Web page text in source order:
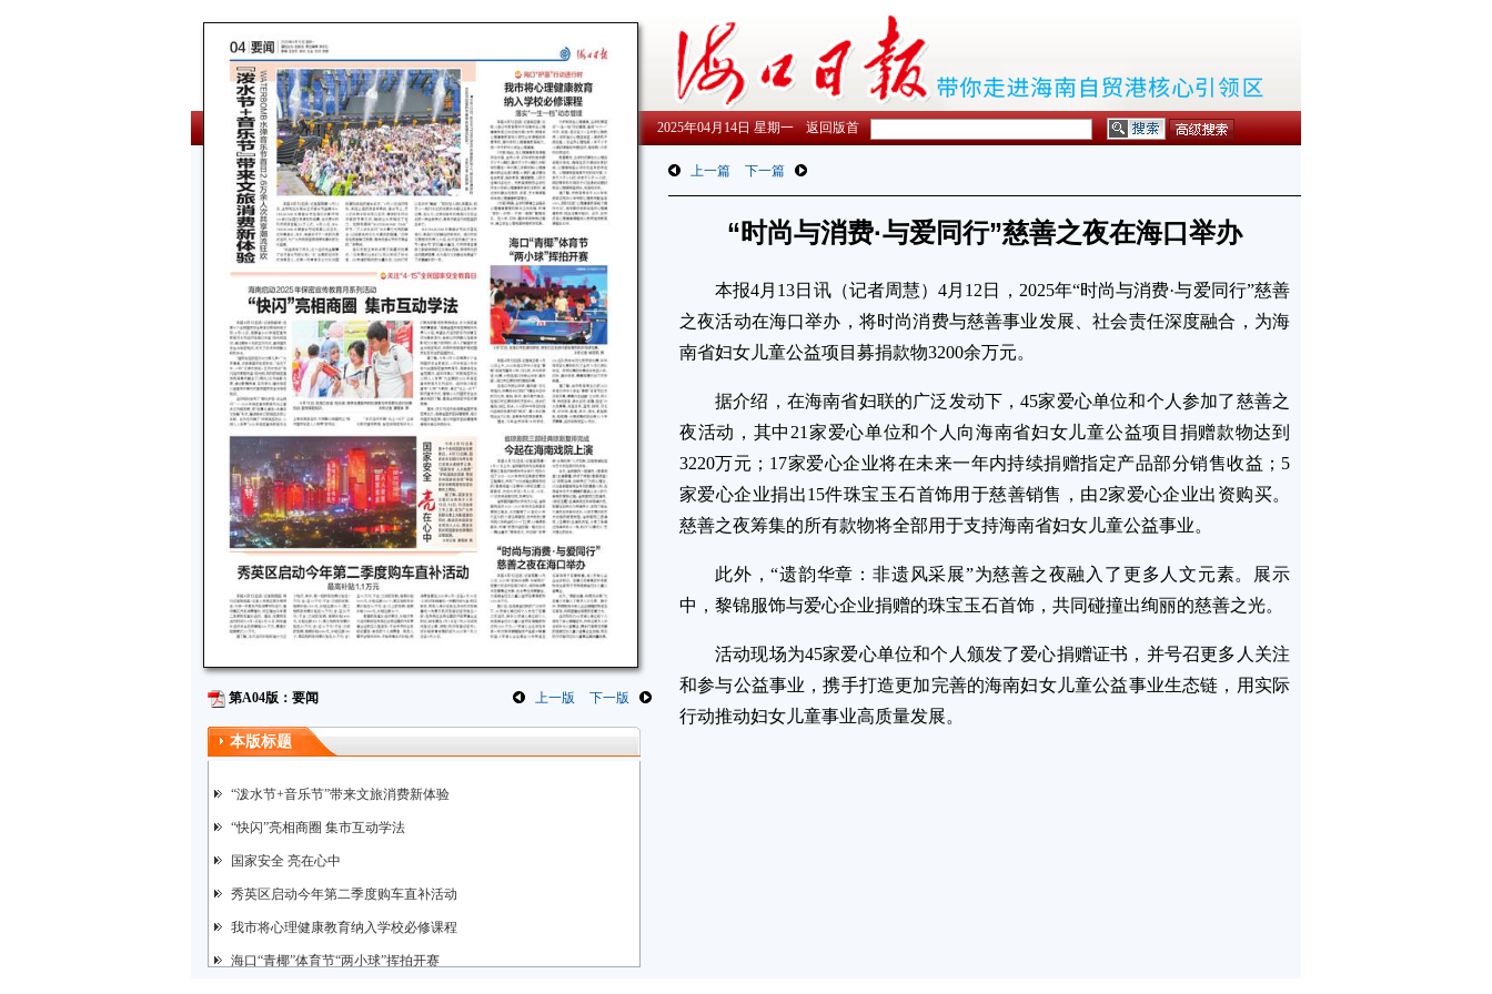
2025年04月14日 星期一 返回版首
第A04版：要闻 上一版 下一版
本版标题
“泼水节+音乐节”带来文旅消费新体验
“快闪”亮相商圈 集市互动学法
国家安全 亮在心中
秀英区启动今年第二季度购车直补活动
我市将心理健康教育纳入学校必修课程
海口“青椰”体育节“两小球”挥拍开赛
上一篇 下一篇
“时尚与消费·与爱同行”慈善之夜在海口举办
本报4月13日讯（记者周慧）4月12日，2025年“时尚与消费·与爱同行”慈善
之夜活动在海口举办，将时尚消费与慈善事业发展、社会责任深度融合，为海
南省妇女儿童公益项目募捐款物3200余万元。
据介绍，在海南省妇联的广泛发动下，45家爱心单位和个人参加了慈善之
夜活动，其中21家爱心单位和个人向海南省妇女儿童公益项目捐赠款物达到
3220万元；17家爱心企业将在未来一年内持续捐赠指定产品部分销售收益；5
家爱心企业捐出15件珠宝玉石首饰用于慈善销售，由2家爱心企业出资购买。
慈善之夜筹集的所有款物将全部用于支持海南省妇女儿童公益事业。
此外，“遗韵华章：非遗风采展”为慈善之夜融入了更多人文元素。展示
中，黎锦服饰与爱心企业捐赠的珠宝玉石首饰，共同碰撞出绚丽的慈善之光。
活动现场为45家爱心单位和个人颁发了爱心捐赠证书，并号召更多人关注
和参与公益事业，携手打造更加完善的海南妇女儿童公益事业生态链，用实际
行动推动妇女儿童事业高质量发展。